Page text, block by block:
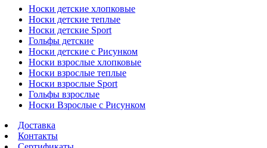
Носки детские хлопковые
Носки детские теплые
Носки детские Sport
Гольфы детские
Носки детские с Рисунком
Носки взрослые хлопковые
Носки взрослые теплые
Носки взрослые Sport
Гольфы взрослые
Носки Взрослые с Рисунком
Доставка
Контакты